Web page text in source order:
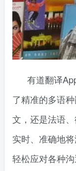
有道翻译
了精准的多语
文，还是法语
实时、准确地
轻松应对各种